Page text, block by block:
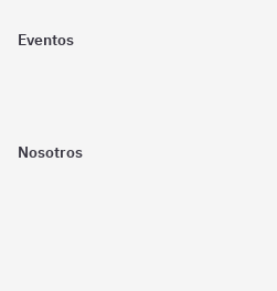
Eventos
Nosotros